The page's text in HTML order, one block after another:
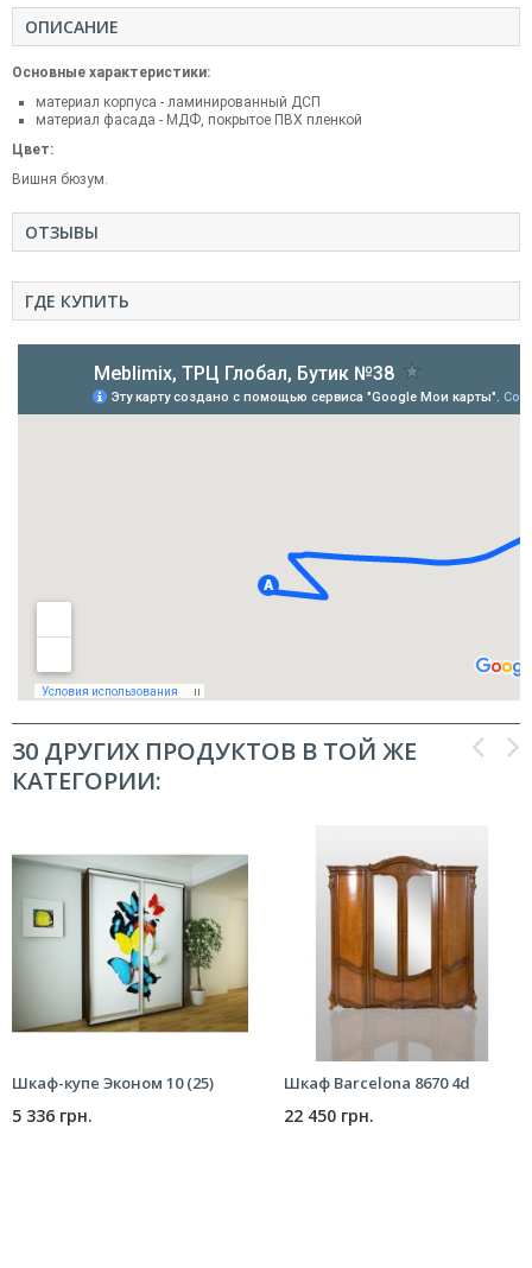
ОПИСАНИЕ
Основные характеристики:
материал корпуса - ламинированный ДСП
материал фасада - МДФ, покрытое ПВХ пленкой
Цвет:
Вишня бюзум.
ОТЗЫВЫ
ГДЕ КУПИТЬ
30 ДРУГИХ ПРОДУКТОВ В ТОЙ ЖЕ
КАТЕГОРИИ:
Шкаф-купе Эконом 10 (25)
5 336 грн.
Шкаф Barcelona 8670 4d
22 450 грн.